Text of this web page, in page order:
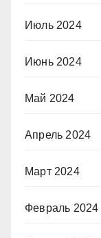
Июль 2024
Июнь 2024
Май 2024
Апрель 2024
Март 2024
Февраль 2024